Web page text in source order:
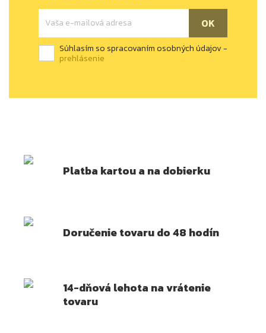
Súhlasím so spracovaním osobných údajov -
prehlásenie
Platba kartou a na dobierku
Doručenie tovaru do 48 hodín
14-dňová lehota na vrátenie
tovaru